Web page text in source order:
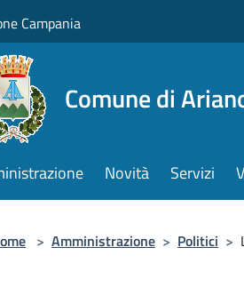
Campania
Comune di
Novità Servizi
> Amministrazione > Politici >